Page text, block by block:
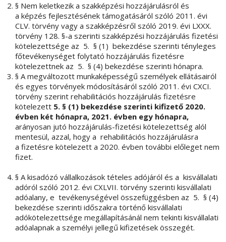
§ Nem keletkezik a szakképzési hozzájárulásról és
a képzés fejlesztésének támogatásáról szóló 2011. évi
CLV. törvény vagy a szakképzésről szóló 2019. évi LXXX.
törvény 128. §-a szerinti szakképzési hozzájárulás fizetési
kötelezettsége az 5. § (1) bekezdése szerinti tényleges
főtevékenységet folytató hozzájárulás fizetésre
kötelezettnek az 5. § (4) bekezdése szerinti hónapra.
§ A megváltozott munkaképességű személyek ellátásairól
és egyes törvények módosításáról szóló 2011. évi CXCI.
törvény szerint rehabilitációs hozzájárulás fizetésre
kötelezett 5. § (1) bekezdése szerinti kifizető 2020.
évben két hónapra, 2021. évben egy hónapra,
arányosan jutó hozzájárulás-fizetési kötelezettség alól
mentesül, azzal, hogy a rehabilitációs hozzájárulásra
a fizetésre kötelezett a 2020. évben további előleget nem
fizet.
§ A kisadózó vállalkozások tételes adójáról és a kisvállalati
adóról szóló 2012. évi CXLVII. törvény szerinti kisvállalati
adóalany, e tevékenységével összefüggésben az 5. § (4)
bekezdése szerinti időszakra történő kisvállalati
adókötelezettsége megállapításánál nem tekinti kisvállalati
adóalapnak a személyi jellegű kifizetések összegét.